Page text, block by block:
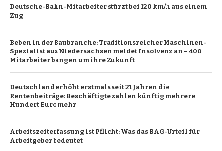
Deutsche-Bahn-Mitarbeiter stürzt bei 120 km/h aus einem
Zug
Beben in der Baubranche: Traditionsreicher Maschinen-
Spezialist aus Niedersachsen meldet Insolvenz an – 400
Mitarbeiter bangen um ihre Zukunft
Deutschland erhöht erstmals seit 21 Jahren die
Rentenbeiträge: Beschäftigte zahlen künftig mehrere
Hundert Euro mehr
Arbeitszeiterfassung ist Pflicht: Was das BAG-Urteil für
Arbeitgeber bedeutet